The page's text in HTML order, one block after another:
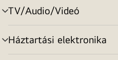
TV/Audio/Videó
menu
toggle
Háztartási elektronika
menu
toggle